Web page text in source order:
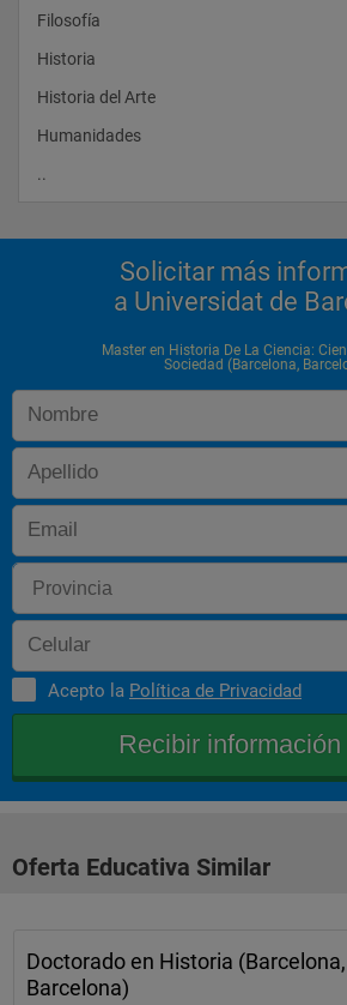
Filosofía
Historia
Historia del Arte
Humanidades
..
Solicitar más
a Universidat de
Master en Historia De La Ciencia:
Sociedad (Barcelona,
Acepto la Política de Privacidad
Oferta Educativa Similar
Doctorado en Historia (Barcelona,
Barcelona)